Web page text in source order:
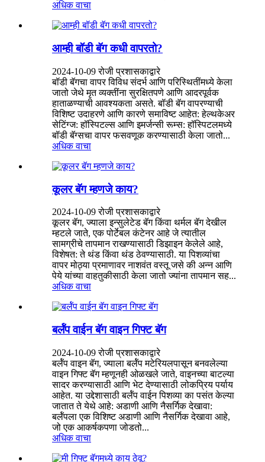
अधिक वाचा
आम्ही बॉडी बॅग कधी वापरतो?
2024-10-09 रोजी प्रशासकाद्वारे
बॉडी बॅगचा वापर विविध संदर्भ आणि परिस्थितींमध्ये केला
जातो जेथे मृत व्यक्तींना सुरक्षितपणे आणि आदरपूर्वक
हाताळण्याची आवश्यकता असते. बॉडी बॅग वापरण्याची
विशिष्ट उदाहरणे आणि कारणे समाविष्ट आहेत: हेल्थकेअर
सेटिंग्ज: हॉस्पिटल्स आणि इमर्जन्सी रूम्स: हॉस्पिटलमध्ये
बॉडी बॅग्सचा वापर फसवणूक करण्यासाठी केला जातो...
अधिक वाचा
कूलर बॅग म्हणजे काय?
2024-10-09 रोजी प्रशासकाद्वारे
कूलर बॅग, ज्याला इन्सुलेटेड बॅग किंवा थर्मल बॅग देखील
म्हटले जाते, एक पोर्टेबल कंटेनर आहे जे त्यातील
सामग्रीचे तापमान राखण्यासाठी डिझाइन केलेले आहे,
विशेषत: ते थंड किंवा थंड ठेवण्यासाठी. या पिशव्यांचा
वापर मोठ्या प्रमाणावर नाशवंत वस्तू जसे की अन्न आणि
पेये यांच्या वाहतुकीसाठी केला जातो ज्यांना तापमान सह...
अधिक वाचा
बर्लॅप वाईन बॅग वाइन गिफ्ट बॅग
2024-10-09 रोजी प्रशासकाद्वारे
बर्लॅप वाइन बॅग, ज्याला बर्लॅप मटेरियलपासून बनवलेल्या
वाइन गिफ्ट बॅग म्हणूनही ओळखले जाते, वाइनच्या बाटल्या
सादर करण्यासाठी आणि भेट देण्यासाठी लोकप्रिय पर्याय
आहेत. या उद्देशासाठी बर्लॅप वाईन पिशव्या का पसंत केल्या
जातात ते येथे आहे: अडाणी आणि नैसर्गिक देखावा:
बर्लॅपला एक विशिष्ट अडाणी आणि नैसर्गिक देखावा आहे,
जो एक आकर्षकपणा जोडतो...
अधिक वाचा